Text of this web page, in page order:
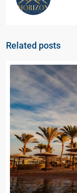
Related posts